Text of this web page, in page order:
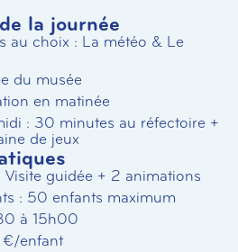
la journée
au choix : La météo & Le
du musée
en matinée
: 30 minutes au réfectoire +
de jeux
Visite guidée + 2 animations
: 50 enfants maximum
à 15h00
€/enfant